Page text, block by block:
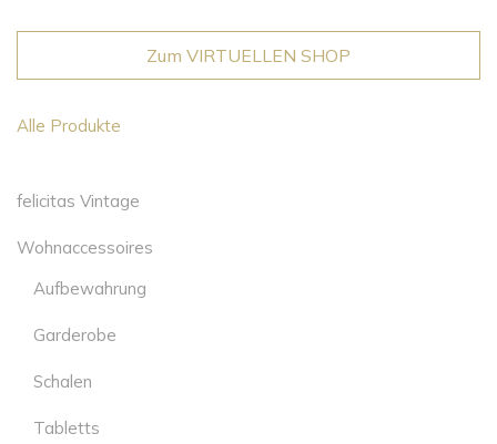
Zum VIRTUELLEN SHOP
Alle Produkte
felicitas Vintage
Wohnaccessoires
Aufbewahrung
Garderobe
Schalen
Tabletts